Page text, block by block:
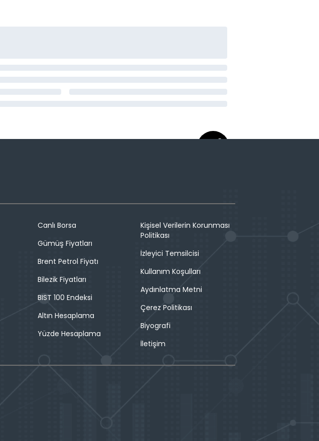
Canlı Borsa
Gümüş Fiyatları
Brent Petrol Fiyatı
Bilezik Fiyatları
BIST 100 Endeksi
Altın Hesaplama
Yüzde Hesaplama
Kişisel Verilerin Korunması
Politikası
İzleyici Temsilcisi
Kullanım Koşulları
Aydınlatma Metni
Çerez Politikası
Biyografi
İletişim